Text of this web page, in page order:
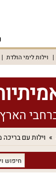
וילות לימי הולדת
וילות עם בריכה
חיפוש
וילה